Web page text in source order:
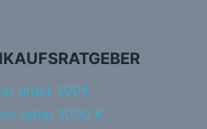
unter 500€
unter 1000 €